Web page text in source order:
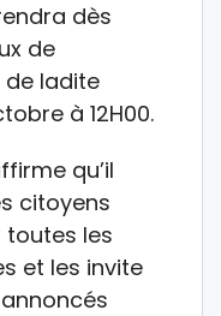
dès
de
ladite
à 12H00.
qu’il
citoyens
les
et les invite